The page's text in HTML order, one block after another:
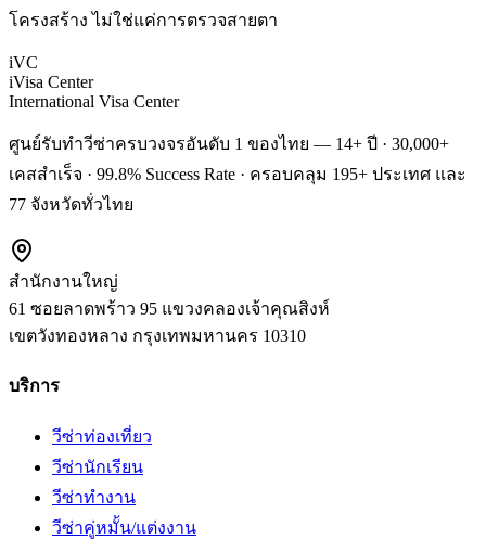
โครงสร้าง ไม่ใช่แค่การตรวจสายตา
iVC
iVisa Center
International Visa Center
ศูนย์รับทำวีซ่าครบวงจรอันดับ 1 ของไทย — 14+ ปี · 30,000+
เคสสำเร็จ · 99.8% Success Rate · ครอบคลุม 195+ ประเทศ และ
77 จังหวัดทั่วไทย
สำนักงานใหญ่
61 ซอยลาดพร้าว 95 แขวงคลองเจ้าคุณสิงห์
เขตวังทองหลาง กรุงเทพมหานคร 10310
บริการ
วีซ่าท่องเที่ยว
วีซ่านักเรียน
วีซ่าทำงาน
วีซ่าคู่หมั้น/แต่งงาน